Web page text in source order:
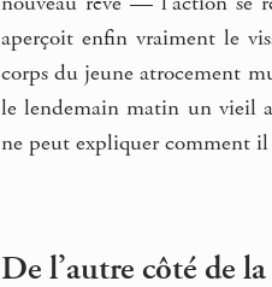
aperçoit enfin vraiment le
corps du jeune atrocement
le lendemain matin un vieil
ne peut expliquer comment
De l’autre côté de